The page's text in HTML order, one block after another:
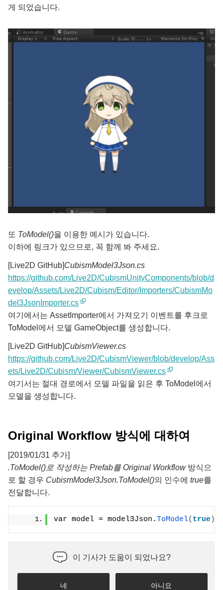
게 되었습니다.
또 ToModel()을 이용한 예시가 있습니다.
이하에 링크가 있으므로, 꼭 함께 봐 주세요.
[Live2D GitHub]CubismModel3Json.cs
https://github.com/Live2D/CubismUnityComponents/blob/d
evelop/Assets/Live2D/Cubism/Editor/Importers/CubismMo
del3JsonImporter.cs
여기에서는 AssetImporter에서 가져오기 이벤트를 후크로
ToModel에서 모델 GameObject를 생성합니다.
[Live2D GitHub]CubismViewer.cs
https://github.com/Live2D/CubismViewer/blob/develop/Ass
ets/Live2D/Cubism/Viewer/CubismViewer.cs
여기서는 절대 경로에서 모델 파일을 읽은 후 ToModel에서
모델을 생성합니다.
Original Workflow 방식에 대하여
[2019/01/31 추가]
.ToModel()로 작성하는 Prefab를 Original Workflow방식으
로 할 경우 CubismModel3Json.ToModel()의 인수에 true를
전달합니다.
var model = model3Json.ToModel( true)
이 기사가 도움이 되었나요?
네 아니요